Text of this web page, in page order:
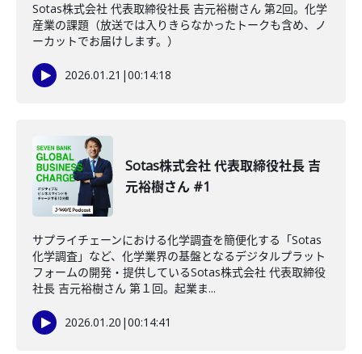
Sotas株式会社 代表取締役社長 吉元裕樹さん 第2回。化学
産業の課題（放送では入りきらなかったトークも含め、ノ
ーカットでお届けします。）
2026.01.21 |00:14:18
Sotas株式会社 代表取締役社長 吉
元裕樹さん #1
サプライチェーンにおける化学調査を簡便化する「Sotas
化学調査」など、化学業界の基盤となるデジタルプラット
フォームの開発・提供しているSotas株式会社 代表取締役
社長 吉元裕樹さん 第１回。起業ま...
2026.01.20 |00:14:41